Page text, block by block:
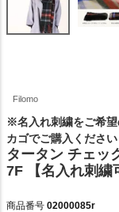
Filomo
※名入れ刺繍をご希
カゴでご購入ください
タータン チェッ
7F 【名入れ刺繍
商品番号 02000085r